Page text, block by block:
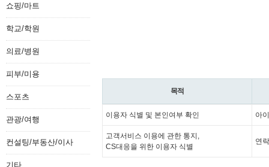
쇼핑/마트
학교/학원
의료/병원
피부/미용
스포츠
관광/여행
컨설팅/부동산/이사
기타
목적
이용자 식별 및 본인여부 확인 아
고객서비스 이용에 관한 통지,
CS대응을 위한 이용자 식별
연